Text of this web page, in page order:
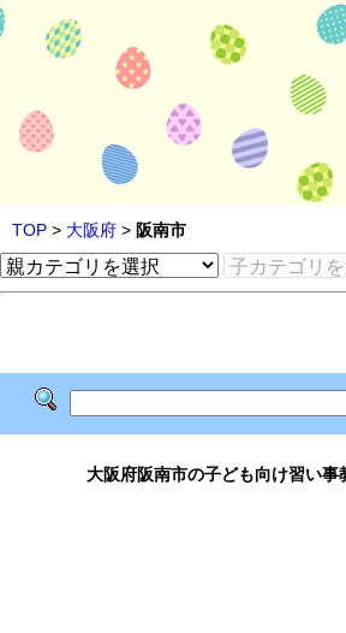
TOP > 大阪府 > 阪南市
大阪府阪南市の子ども向け習い事